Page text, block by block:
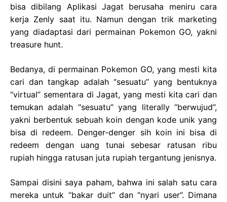
bisa dibilang Aplikasi Jagat berusaha meniru cara
kerja Zenly saat itu. Namun dengan trik marketing
yang diadaptasi dari permainan Pokemon GO, yakni
treasure hunt.
Bedanya, di permainan Pokemon GO, yang mesti kita
cari dan tangkap adalah “sesuatu” yang bentuknya
“virtual” sementara di Jagat, yang mesti kita cari dan
temukan adalah “sesuatu” yang literally “berwujud”,
yakni berbentuk sebuah koin dengan kode unik yang
bisa di redeem. Denger-denger sih koin ini bisa di
redeem dengan uang tunai sebesar ratusan ribu
rupiah hingga ratusan juta rupiah tergantung jenisnya.
Sampai disini saya paham, bahwa ini salah satu cara
mereka untuk “bakar duit” dan “nyari user”. Dimana